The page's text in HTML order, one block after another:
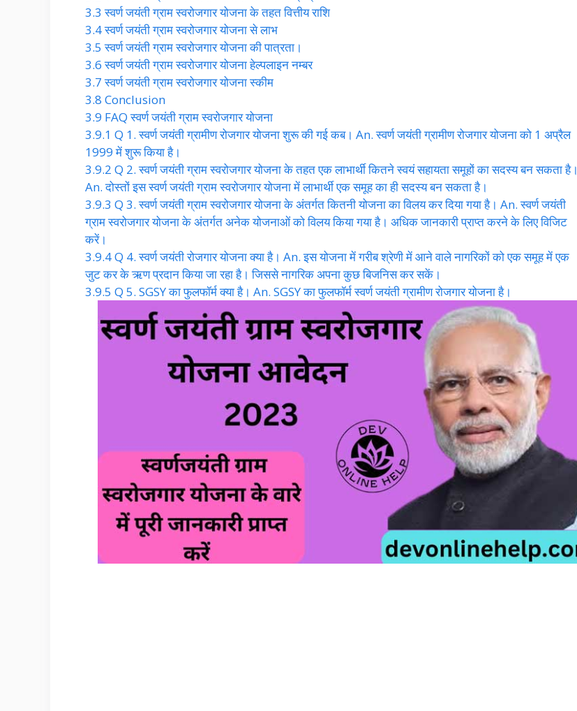
3.3 स्वर्ण जयंती ग्राम स्वरोजगार योजना के तहत वित्तीय राशि
3.4स्वर्ण जयंती ग्राम स्वरोजगार योजना से लाभ
3.5 स्वर्ण जयंती ग्राम स्वरोजगार योजना की पात्रता।
3.6 स्वर्ण जयंती ग्राम स्वरोजगार योजना हेल्पलाइन नम्बर
3.7 स्वर्ण जयंती ग्राम स्वरोजगार योजना स्कीम
3.8 Conclusion
3.9 FAQ स्वर्ण जयंती ग्राम स्वरोजगार योजना
3.9.1 Q 1. स्वर्ण जयंती ग्रामीण रोजगार योजना शुरू की गई कब। An. स्वर्ण जयंती ग्रामीण रोजगार योजना को 1 अप्रैल
1999 में शुरू किया है।
3.9.2 Q 2. स्वर्ण जयंती ग्राम स्वरोजगार योजना के तहत एक लाभार्थी कितने स्वयं सहायता समूहों का सदस्य बन सकता है।
An. दोस्तों इस स्वर्ण जयंती ग्राम स्वरोजगार योजना में लाभार्थी एक समूह का ही सदस्य बन सकता है।
3.9.3 Q 3. स्वर्ण जयंती ग्राम स्वरोजगार योजना के अंतर्गत कितनी योजना का विलय कर दिया गया है। An. स्वर्ण जयंती
ग्राम स्वरोजगार योजना के अंतर्गत अनेक योजनाओं को विलय किया गया है। अधिक जानकारी प्राप्त करने के लिए विजिट
करें।
3.9.4Q 4. स्वर्ण जयंती रोजगार योजना क्या है। An. इस योजना में गरीब श्रेणी में आने वाले नागरिकों को एक समूह में एक
जुट कर के ऋण प्रदान किया जा रहा है। जिससे नागरिक अपना कुछ बिजनिस कर सकें।
3.9.5 Q 5. SGSY का फुलफॉर्म क्या है। An. SGSY का फुलफॉर्म स्वर्ण जयंती ग्रामीण रोजगार योजना है।